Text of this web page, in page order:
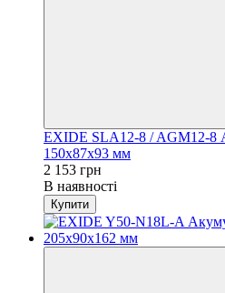
EXIDE SLA12-8 / AGM12-8
150х87х93 мм
2 153 грн
В наявності
Купити